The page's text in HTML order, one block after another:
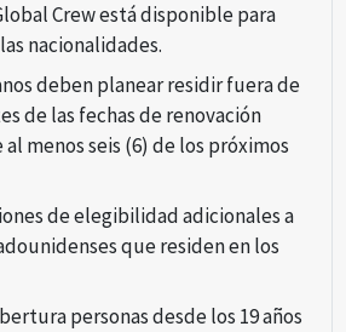
Crew está disponible para
nacionalidades.
deben planear residir fuera de
de las fechas de renovación
menos seis (6) de los próximos
de elegibilidad adicionales a
que residen en los
personas desde los 19 años